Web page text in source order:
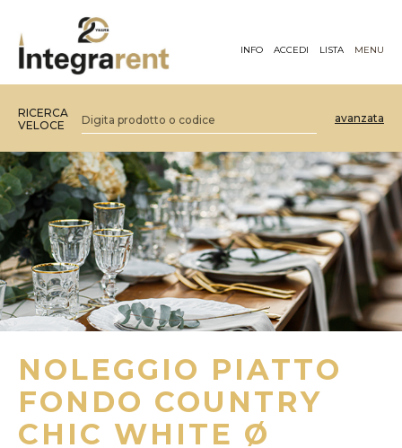
INFO ACCEDI LISTA MENU
RICERCA
VELOCE
avanzata
NOLEGGIO PIATTO
FONDO COUNTRY
CHIC WHITE Ø